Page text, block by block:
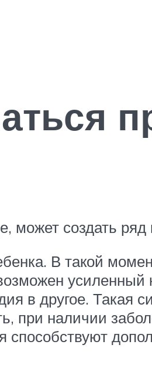
создать
В такой
усиленный
в другое. Такая
при наличии